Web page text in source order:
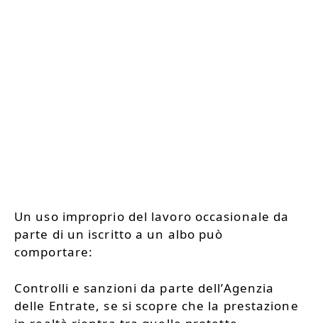
Un uso improprio del lavoro occasionale da
parte di un iscritto a un albo può
comportare:
Controlli e sanzioni da parte dell’Agenzia
delle Entrate, se si scopre che la prestazione